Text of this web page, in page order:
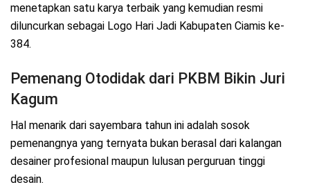
menetapkan satu karya terbaik yang kemudian resmi
diluncurkan sebagai Logo Hari Jadi Kabupaten Ciamis ke-
384.
Pemenang Otodidak dari PKBM Bikin Juri
Kagum
Hal menarik dari sayembara tahun ini adalah sosok
pemenangnya yang ternyata bukan berasal dari kalangan
desainer profesional maupun lulusan perguruan tinggi
desain.